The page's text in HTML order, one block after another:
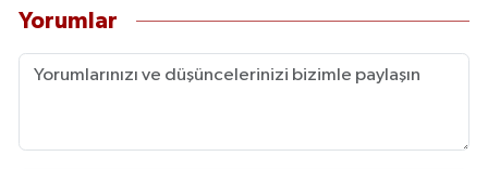
Yorumlar